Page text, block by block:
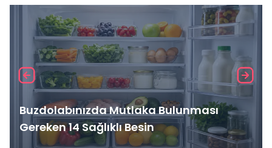
Buzdolabınızda Mutlaka Bulunması
Gereken 14 Sağlıklı Besin